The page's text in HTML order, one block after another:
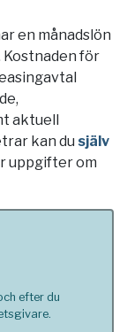
en månadslön
Kostnaden för
aktuell
kan du själv
uppgifter om
efter du